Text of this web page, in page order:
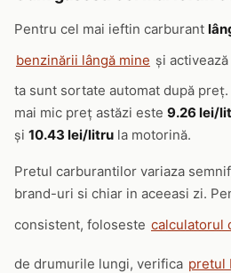
Pentru cel mai ieftin carburant
benzinării lângă mine și
ta sunt sortate automat după
mai mic preț astăzi este 9.26 lei/
și 10.43 lei/litru la motorină.
Pretul carburantilor variaza
brand-uri si chiar in aceeasi zi.
consistent, foloseste calculatorul
de drumurile lungi, verifica pretul